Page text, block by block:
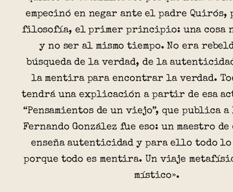
empecinó en negar ante el padre Quirós,
filosofía, el primer principio: una cosa
y no ser al mismo tiempo. No era
búsqueda de la verdad, de la
la mentira para encontrar la verdad.
tendrá una explicación a partir de esa
“Pensamientos de un viejo”, que publica a
Fernando González fue eso: un maestro de
enseña autenticidad y para ello todo
porque todo es mentira. Un viaje
místico».